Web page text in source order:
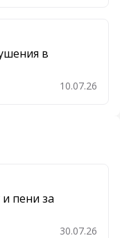
в
10.07.26
пени за
30.07.26